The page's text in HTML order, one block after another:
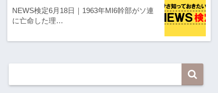
NEWS検定6月18日｜1963年MI6幹部がソ連
に亡命した理…